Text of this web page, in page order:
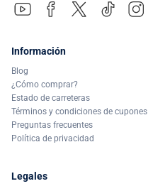
Información
Blog
¿Cómo comprar?
Estado de carreteras
Términos y condiciones de cupones
Preguntas frecuentes
Política de privacidad
Legales